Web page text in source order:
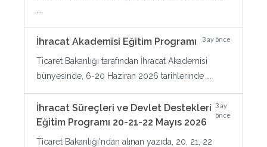
İhracat Akademisi Eğitim Programı 3 ay önce
Ticaret Bakanlığı tarafından İhracat Akademisi
bünyesinde, 6-20 Haziran 2026 tarihlerinde ...
İhracat Süreçleri ve Devlet Destekleri
Eğitim Programı 20-21-22 Mayıs 2026
3 ay
önce
Ticaret Bakanlığı'ndan alınan yazıda, 20, 21, 22